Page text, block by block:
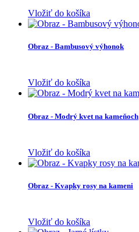
Vložiť do košíka
Obraz - Bambusový výhonok
Vložiť do košíka
Obraz - Modrý kvet na kameňoch
Vložiť do košíka
Obraz - Kvapky rosy na kameni
Vložiť do košíka